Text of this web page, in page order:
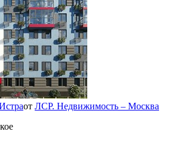
от ЛСР. Недвижимость – Москва